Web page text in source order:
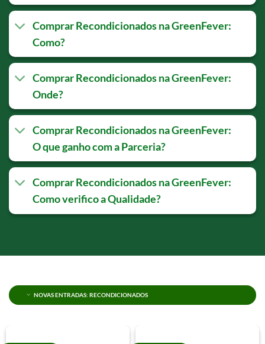
Comprar Recondicionados na GreenFever:
Como?
Comprar Recondicionados na GreenFever:
Onde?
Comprar Recondicionados na GreenFever:
O que ganho com a Parceria?
Comprar Recondicionados na GreenFever:
Como verifico a Qualidade?
NOVAS ENTRADAS: RECONDICIONADOS